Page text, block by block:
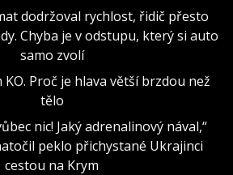
dodržoval rychlost, řidič přesto
Chyba je v odstupu, který si auto
samo zvolí
Proč je hlava větší brzdou než
tělo
nic! Jaký adrenalinový nával,“
peklo přichystané Ukrajinci
cestou na Krym